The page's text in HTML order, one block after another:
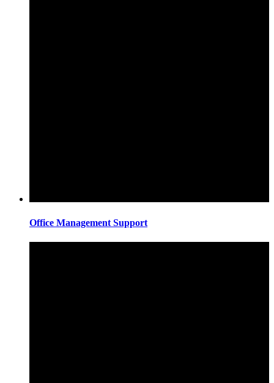
Office Management Support